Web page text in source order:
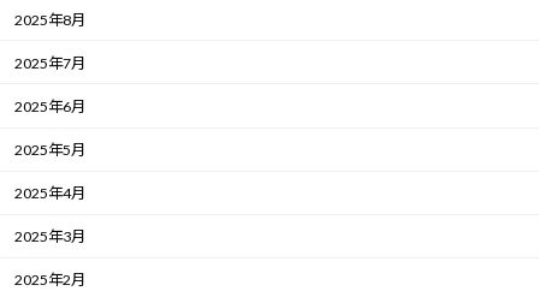
2025年8月
2025年7月
2025年6月
2025年5月
2025年4月
2025年3月
2025年2月